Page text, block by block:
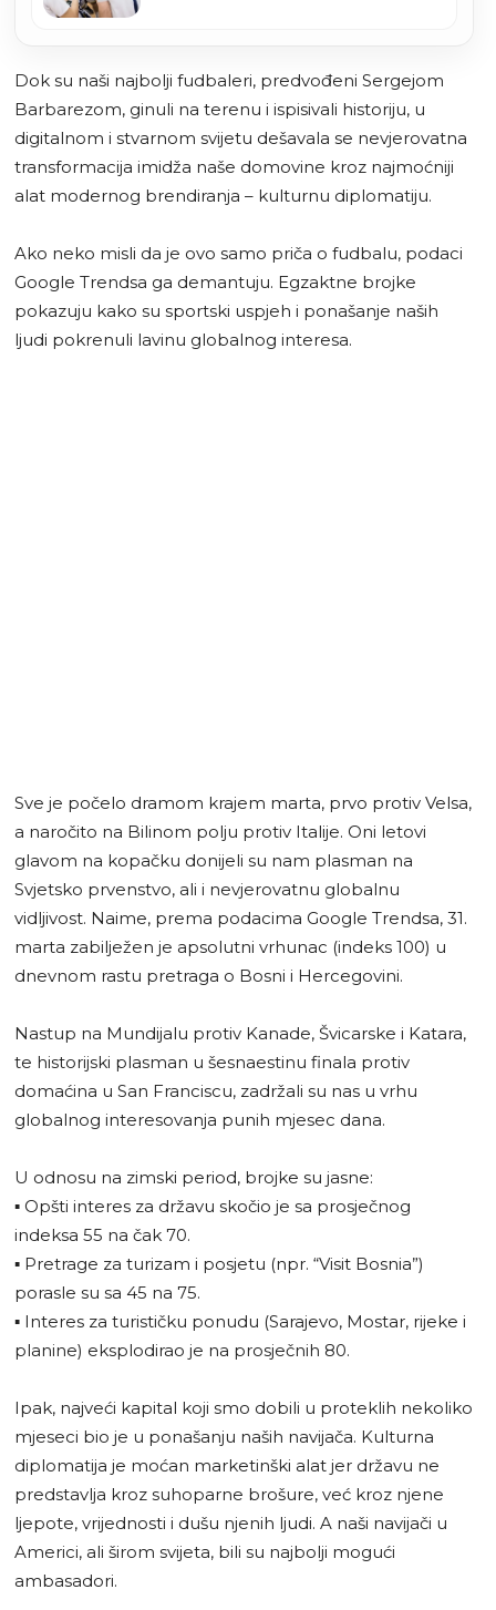
Dok su naši najbolji fudbaleri, predvođeni Sergejom
Barbarezom, ginuli na terenu i ispisivali historiju, u
digitalnom i stvarnom svijetu dešavala se nevjerovatna
transformacija imidža naše domovine kroz najmoćniji
alat modernog brendiranja – kulturnu diplomatiju.
Ako neko misli da je ovo samo priča o fudbalu, podaci
Google Trendsa ga demantuju. Egzaktne brojke
pokazuju kako su sportski uspjeh i ponašanje naših
ljudi pokrenuli lavinu globalnog interesa.
Sve je počelo dramom krajem marta, prvo protiv Velsa,
a naročito na Bilinom polju protiv Italije. Oni letovi
glavom na kopačku donijeli su nam plasman na
Svjetsko prvenstvo, ali i nevjerovatnu globalnu
vidljivost. Naime, prema podacima Google Trendsa, 31.
marta zabilježen je apsolutni vrhunac (indeks 100) u
dnevnom rastu pretraga o Bosni i Hercegovini.
Nastup na Mundijalu protiv Kanade, Švicarske i Katara,
te historijski plasman u šesnaestinu finala protiv
domaćina u San Franciscu, zadržali su nas u vrhu
globalnog interesovanja punih mjesec dana.
U odnosu na zimski period, brojke su jasne:
▪️ Opšti interes za državu skočio je sa prosječnog
indeksa 55 na čak 70.
▪️ Pretrage za turizam i posjetu (npr. “Visit Bosnia”)
porasle su sa 45 na 75.
▪️ Interes za turističku ponudu (Sarajevo, Mostar, rijeke i
planine) eksplodirao je na prosječnih 80.
Ipak, najveći kapital koji smo dobili u proteklih nekoliko
mjeseci bio je u ponašanju naših navijača. Kulturna
diplomatija je moćan marketinški alat jer državu ne
predstavlja kroz suhoparne brošure, već kroz njene
ljepote, vrijednosti i dušu njenih ljudi. A naši navijači u
Americi, ali širom svijeta, bili su najbolji mogući
ambasadori.